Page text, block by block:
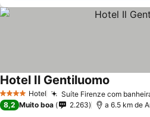
4 EstrelasHotel Suíte Firenze com
Hotel Il Gentiluomo
8,2 Muito boa 2.263 a 6.5 km de